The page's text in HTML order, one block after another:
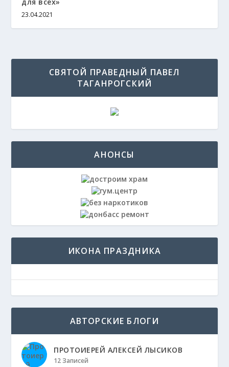
23.04.2021
СВЯТОЙ ПРАВЕДНЫЙ ПАВЕЛ
ТАГАНРОГСКИЙ
АНОНСЫ
ИКОНА ПРАЗДНИКА
АВТОРСКИЕ БЛОГИ
ПРОТОИЕРЕЙ АЛЕКСЕЙ ЛЫСИКОВ
12 Записей